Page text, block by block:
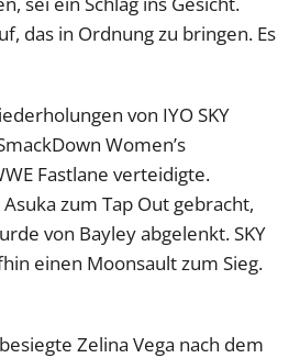
das in Ordnung zu bringen. Es
von IYO SKY
Women’s
Fastlane verteidigte.
zum Tap Out gebracht,
von Bayley abgelenkt. SKY
einen Moonsault zum Sieg.
Zelina Vega nach dem